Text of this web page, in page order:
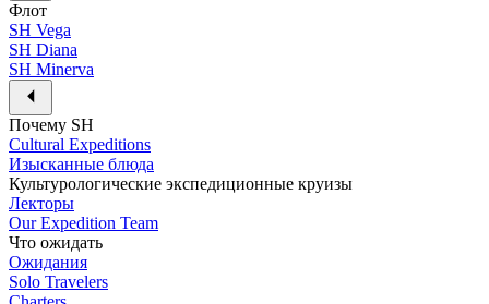
Флот
SH Vega
SH Diana
SH Minerva
Почему SH
Cultural Expeditions
Изысканные блюда
Культурологические экспедиционные круизы
Лекторы
Our Expedition Team
Что ожидать
Ожидания
Solo Travelers